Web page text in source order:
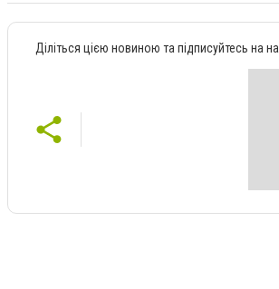
Діліться цією новиною та підписуйтесь на